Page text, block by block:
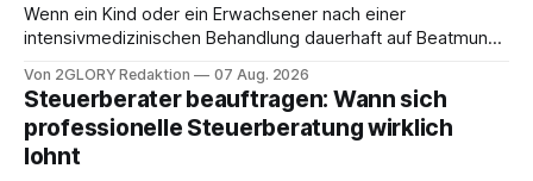
Wenn ein Kind oder ein Erwachsener nach einer
intensivmedizinischen Behandlung dauerhaft auf Beatmung
angewiesen ist, stellt sich für Familien eine schwierige
Frage: Muss die Versorgung dauerhaft in der Klinik bleiben –
oder ist ein Leben zu Hause möglich? Die außerklinische
Intensivpflege bietet genau diese Alternative: Sie
Von 2GLORY Redaktion 07 Aug. 2026
Steuerberater beauftragen: Wann sich
professionelle Steuerberatung wirklich
lohnt